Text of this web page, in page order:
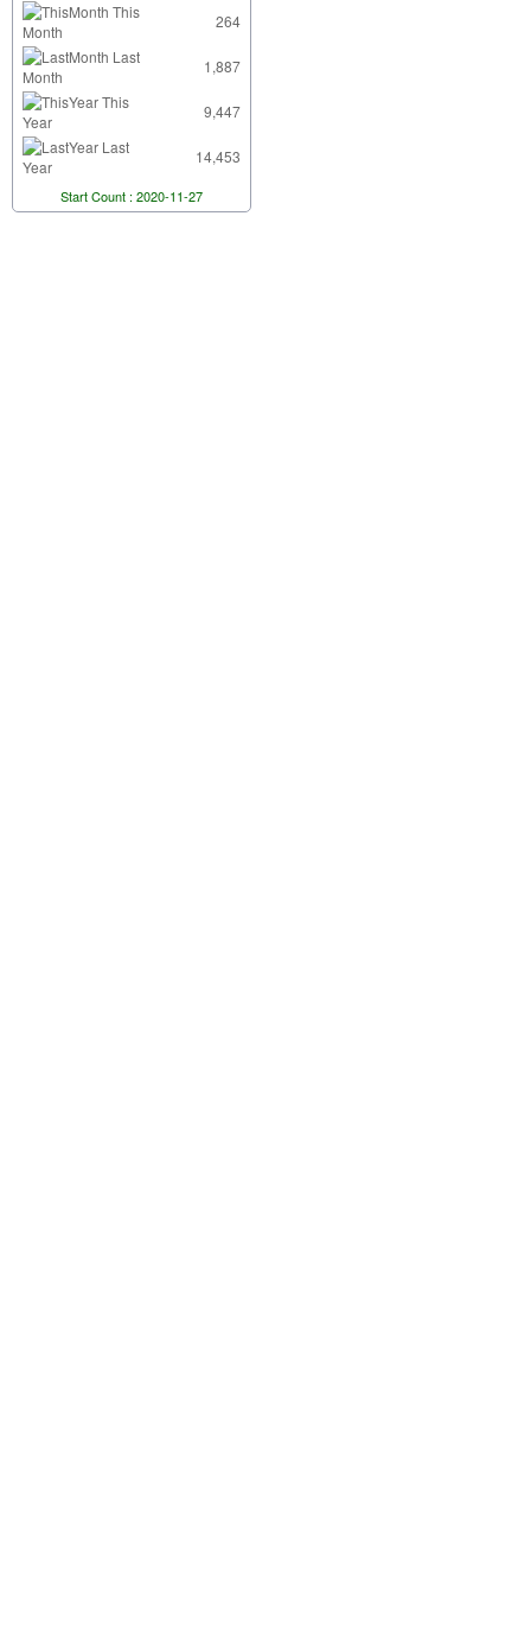
This
Month
264
Last
Month
1,887
This
Year
9,447
Last
Year
14,453
Start Count : 2020-11-27